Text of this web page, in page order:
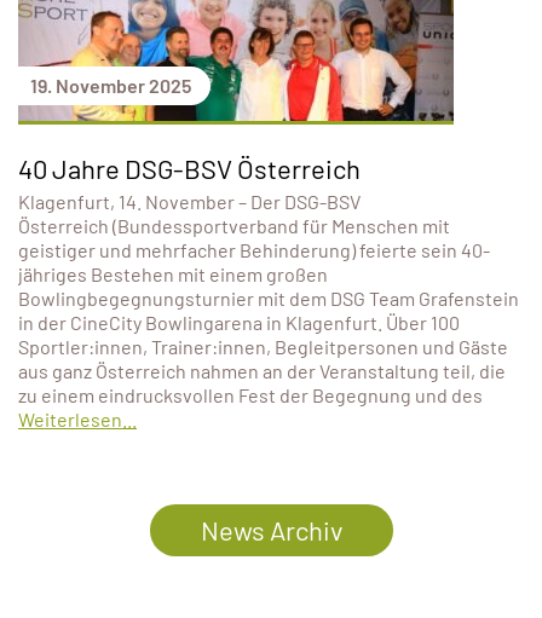
19. November 2025
40 Jahre DSG-BSV Österreich
Klagenfurt, 14. November – Der DSG-BSV
Österreich (Bundessportverband für Menschen mit
geistiger und mehrfacher Behinderung) feierte sein 40-
jähriges Bestehen mit einem großen
Bowlingbegegnungsturnier mit dem DSG Team Grafenstein
in der CineCity Bowlingarena in Klagenfurt. Über 100
Sportler:innen, Trainer:innen, Begleitpersonen und Gäste
aus ganz Österreich nahmen an der Veranstaltung teil, die
zu einem eindrucksvollen Fest der Begegnung und des
Weiterlesen...
News Archiv